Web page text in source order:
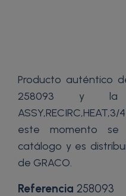
Producto auténtico
258093 y la
este momento se
catálogo y es
de GRACO.
Referencia 258093